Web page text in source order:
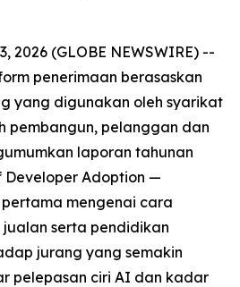
2026 (GLOBE NEWSWIRE) --
penerimaan berasaskan
yang digunakan oleh syarikat
pembangun, pelanggan dan
laporan tahunan
Developer Adoption —
mengenai cara
serta pendidikan
jurang yang semakin
pelepasan ciri AI dan kadar